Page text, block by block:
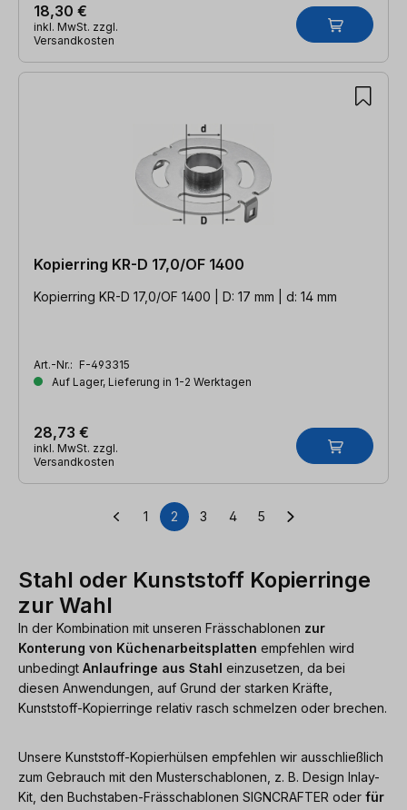
18,30 €
inkl. MwSt. zzgl.
Versandkosten
Kopierring KR-D 17,0/OF 1400
Kopierring KR-D 17,0/OF 1400 | D: 17 mm | d: 14 mm
Art.-Nr.: F-493315
Auf Lager, Lieferung in 1-2 Werktagen
28,73 €
inkl. MwSt. zzgl.
Versandkosten
Seite
1 Seite
2 Seite
3 Seite
4 Seite
5
Stahl oder Kunststoff Kopierringe
zur Wahl
In der Kombination mit unseren Frässchablonen zur
Konterung von Küchenarbeitsplatten empfehlen wird
unbedingt Anlaufringe aus Stahl einzusetzen, da bei
diesen Anwendungen, auf Grund der starken Kräfte,
Kunststoff-Kopierringe relativ rasch schmelzen oder brechen.
Unsere Kunststoff-Kopierhülsen empfehlen wir ausschließlich
zum Gebrauch mit den Musterschablonen, z. B. Design Inlay-
Kit, den Buchstaben-Frässchablonen SIGNCRAFTER oder für